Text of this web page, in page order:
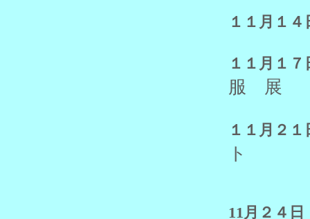
１１月１
１１月１
服 展
１１月２
ト
11月２４